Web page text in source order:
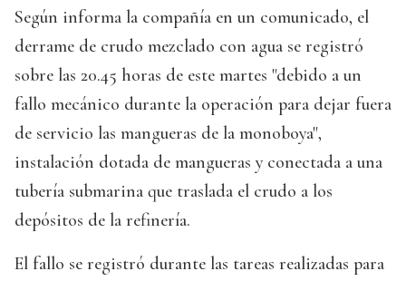
Según informa la compañía en un comunicado, el
derrame de crudo mezclado con agua se registró
sobre las 20.45 horas de este martes "debido a un
fallo mecánico durante la operación para dejar fuera
de servicio las mangueras de la monoboya",
instalación dotada de mangueras y conectada a una
tubería submarina que traslada el crudo a los
depósitos de la refinería.
El fallo se registró durante las tareas realizadas para